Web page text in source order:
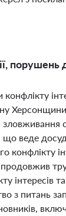
порушень
що веде
конфлікту
інтересів та
з питань